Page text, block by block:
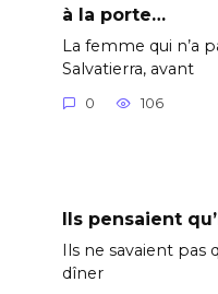
à la porte…
La femme qui n’a
Salvatierra, avant
0 106
Ils pensaient
Ils ne savaient pas
dîner